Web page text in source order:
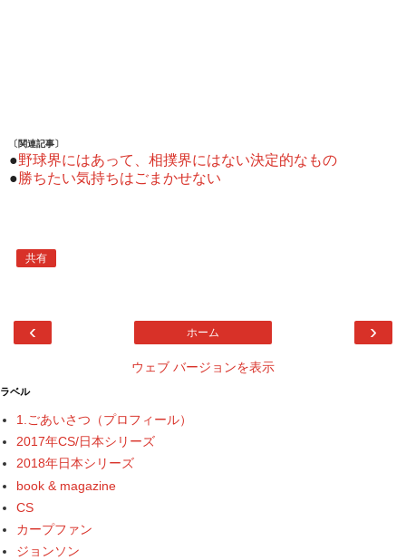
〔関連記事〕
●野球界にはあって、相撲界にはない決定的なもの
●勝ちたい気持ちはごまかせない
共有
‹ ›
ホーム
ウェブ バージョンを表示
ラベル
1.ごあいさつ（プロフィール）
2017年CS/日本シリーズ
2018年日本シリーズ
book & magazine
CS
カープファン
ジョンソン